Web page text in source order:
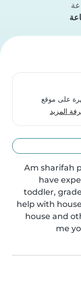
على موقع
المزيد
Am sharifah
have
toddler,
help with
house and
me